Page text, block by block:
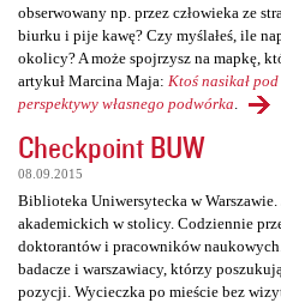
obserwowany np. przez człowieka ze
biurku i pije kawę? Czy myślałeś, ile
okolicy? A może spojrzysz na mapkę,
artykuł Marcina Maja: Ktoś nasikał
perspektywy własnego podwórka
Checkpoint BUW
08.09.2015
Biblioteka Uniwersytecka w
akademickich w stolicy. Codziennie
doktorantów i pracowników
badacze i warszawiacy, którzy
pozycji. Wycieczka po mieście bez